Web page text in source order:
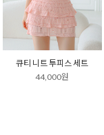
큐티 니트 투피스 세트
44,000원